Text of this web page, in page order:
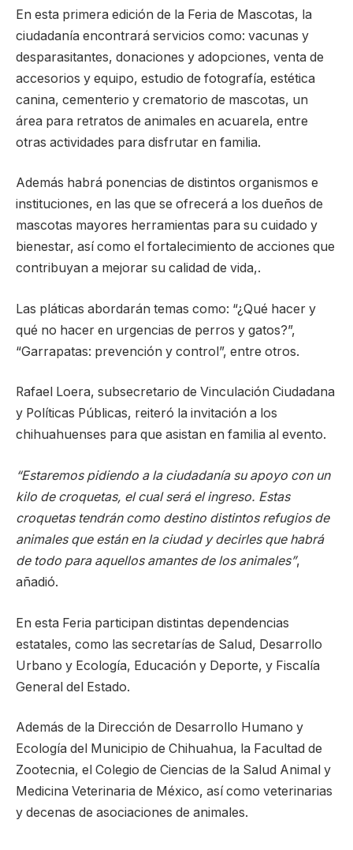
En esta primera edición de la Feria de Mascotas, la
ciudadanía encontrará servicios como: vacunas y
desparasitantes, donaciones y adopciones, venta de
accesorios y equipo, estudio de fotografía, estética
canina, cementerio y crematorio de mascotas, un
área para retratos de animales en acuarela, entre
otras actividades para disfrutar en familia.
Además habrá ponencias de distintos organismos e
instituciones, en las que se ofrecerá a los dueños de
mascotas mayores herramientas para su cuidado y
bienestar, así como el fortalecimiento de acciones que
contribuyan a mejorar su calidad de vida,.
Las pláticas abordarán temas como: “¿Qué hacer y
qué no hacer en urgencias de perros y gatos?”,
“Garrapatas: prevención y control”, entre otros.
Rafael Loera, subsecretario de Vinculación Ciudadana
y Políticas Públicas, reiteró la invitación a los
chihuahuenses para que asistan en familia al evento.
“Estaremos pidiendo a la ciudadanía su apoyo con un
kilo de croquetas, el cual será el ingreso. Estas
croquetas tendrán como destino distintos refugios de
animales que están en la ciudad y decirles que habrá
de todo para aquellos amantes de los animales”,
añadió.
En esta Feria participan distintas dependencias
estatales, como las secretarías de Salud, Desarrollo
Urbano y Ecología, Educación y Deporte, y Fiscalía
General del Estado.
Además de la Dirección de Desarrollo Humano y
Ecología del Municipio de Chihuahua, la Facultad de
Zootecnia, el Colegio de Ciencias de la Salud Animal y
Medicina Veterinaria de México, así como veterinarias
y decenas de asociaciones de animales.